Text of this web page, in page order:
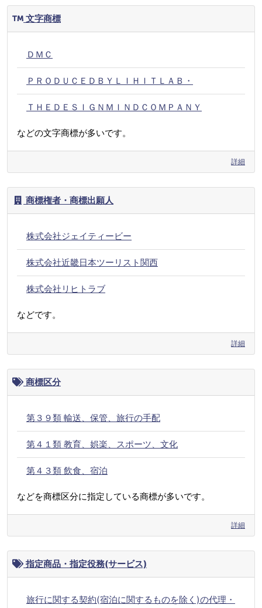
文字商標
ＤＭＣ
ＰＲＯＤＵＣＥＤＢＹＬＩＨＩＴＬＡＢ・
ＴＨＥＤＥＳＩＧＮＭＩＮＤＣＯＭＰＡＮＹ
などの文字商標が多いです。
詳細
商標権者・商標出願人
株式会社ジェイティービー
株式会社近畿日本ツーリスト関西
株式会社リヒトラブ
などです。
詳細
商標区分
第３９類 輸送、保管、旅行の手配
第４１類 教育、娯楽、スポーツ、文化
第４３類 飲食、宿泊
などを商標区分に指定している商標が多いです。
詳細
指定商品・指定役務(サービス)
旅行に関する契約(宿泊に関するものを除く)の代理・